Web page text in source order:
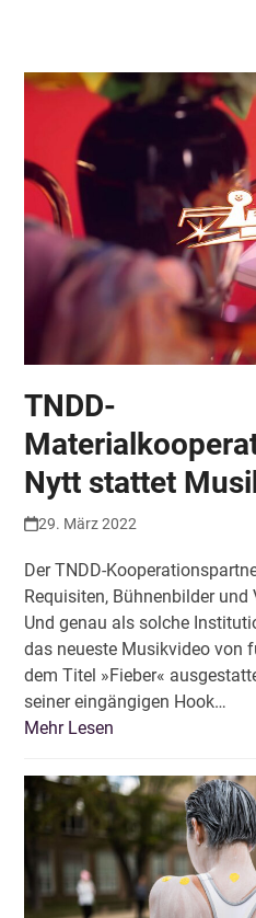
menu
menu
TNDD-
Nytt stattet
29. März 2022
Der TNDD-
Requisiten, Bühnenbilder
Und genau als solche
das neueste Musikvideo von
dem Titel »Fieber«
seiner eingängigen Hook…
Mehr Lesen